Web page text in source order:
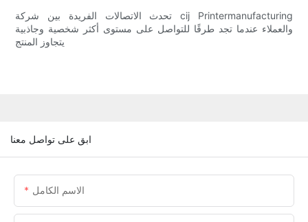
تحدث الاتصالات الفريدة بين شركة cij Printermanufacturing
والعملاء عندما تجد طرقًا للتواصل على مستوى أكثر شخصية وجاذبية
يتجاوز المنتج
ابق على تواصل معنا
الاسم الكامل